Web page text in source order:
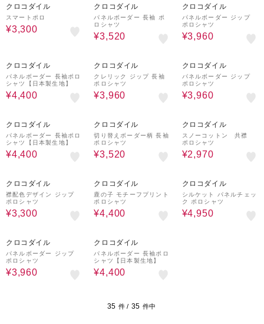
クロコダイル
スマートポロ
¥3,300
クロコダイル
パネルボーダー 長袖 ポ
ロシャツ
¥3,520
クロコダイル
パネルボーダー ジップ
ポロシャツ
¥3,960
クロコダイル
パネルボーダー 長袖ポロ
シャツ【日本製生地】
¥4,400
クロコダイル
クレリック ジップ 長袖
ポロシャツ
¥3,960
クロコダイル
パネルボーダー ジップ
ポロシャツ
¥3,960
クロコダイル
パネルボーダー 長袖ポロ
シャツ【日本製生地】
¥4,400
クロコダイル
切り替えボーダー柄 長袖
ポロシャツ
¥3,520
クロコダイル
スノーコットン 共襟
ポロシャツ
¥2,970
クロコダイル
襟配色デザイン ジップ
ポロシャツ
¥3,300
クロコダイル
鹿の子 モチーフプリント
ポロシャツ
¥4,400
クロコダイル
シルケット パネルチェッ
ク ポロシャツ
¥4,950
クロコダイル
パネルボーダー ジップ
ポロシャツ
¥3,960
クロコダイル
パネルボーダー 長袖ポロ
シャツ【日本製生地】
¥4,400
35 件 / 35 件中